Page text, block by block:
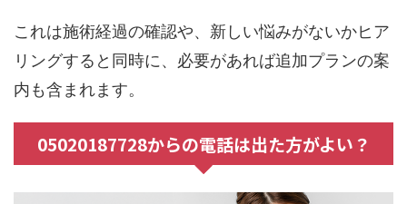
これは施術経過の確認や、新しい悩みがないかヒア
リングすると同時に、必要があれば追加プランの案
内も含まれます。
05020187728からの電話は出た方がよい？